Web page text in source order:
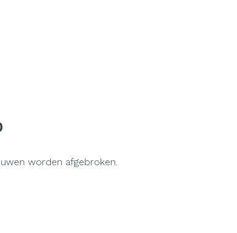
worden afgebroken.